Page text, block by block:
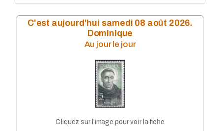
Année 2009
Année 2008
Année 1998
Année 1997
C'est aujourd'hui samedi 08 août 2026.
Dominique
Au jour le jour
Cliquez sur l'image pour voir la fiche